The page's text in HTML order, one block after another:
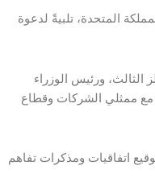
المتحدة، تلبيةً لدعوة
الثالث، ورئيس الوزراء
مع ممثلي الشركات وقطاع
اتفاقيات ومذكرات تفاهم